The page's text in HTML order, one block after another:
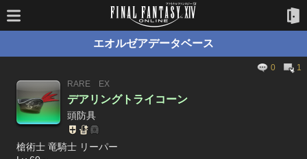
エオルゼアデータベース
0
1
RARE
EX
デアリングトライコーン
頭防具
槍術士 竜騎士 リーパー